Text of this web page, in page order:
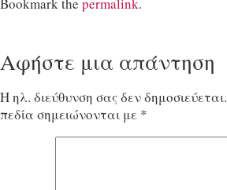
Bookmark the permalink.
Αφήστε μια απάντηση
Η ηλ. διεύθυνση σας δεν δημοσιεύεται.
πεδία σημειώνονται με *